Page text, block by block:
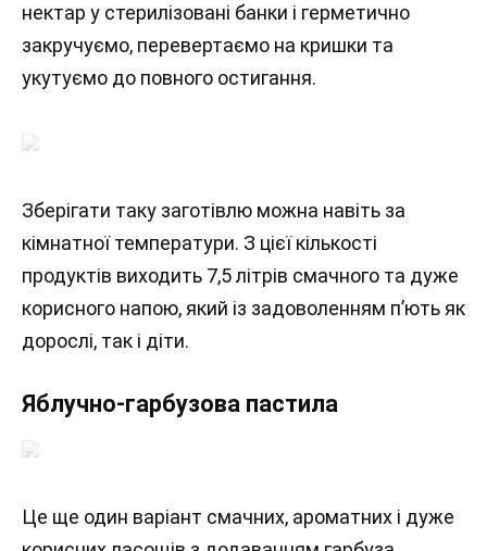
нектар у стерилізовані банки і герметично
закручуємо, перевертаємо на кришки та
укутуємо до повного остигання.
Зберігати таку заготівлю можна навіть за
кімнатної температури. З цієї кількості
продуктів виходить 7,5 літрів смачного та дуже
корисного напою, який із задоволенням п’ють як
дорослі, так і діти.
Яблучно-гарбузова пастила
Це ще один варіант смачних, ароматних і дуже